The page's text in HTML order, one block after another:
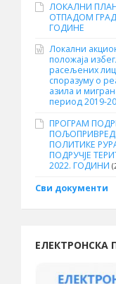
ЛОКАЛНИ
ОТПАДОМ
ГОДИНЕ
Локални
положаја
расељених
споразуму о
азила и
период 2019-
ПРОГРАМ
ПОЛИТИКЕ
ПОДРУЧЈЕ
2022. ГОДИНИ
Сви документи
ЕЛЕКТРОНСКА